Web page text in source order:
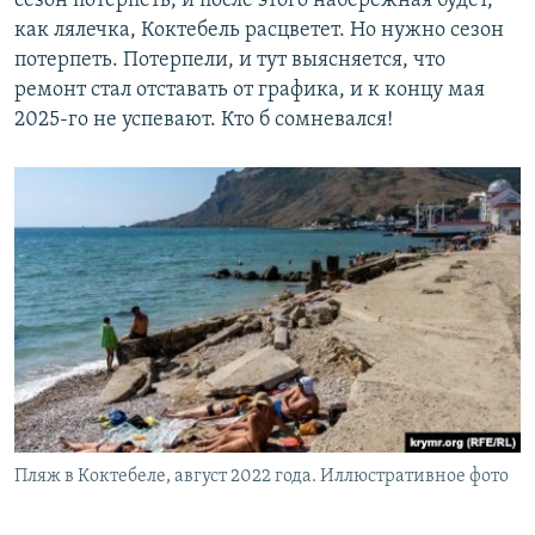
как лялечка, Коктебель расцветет. Но нужно сезон
потерпеть. Потерпели, и тут выясняется, что
ремонт стал отставать от графика, и к концу мая
2025-го не успевают. Кто б сомневался!
Пляж в Коктебеле, август 2022 года. Иллюстративное фото